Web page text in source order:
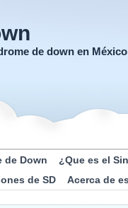
de down en México
de Down
¿Que es el
de SD Acerca de